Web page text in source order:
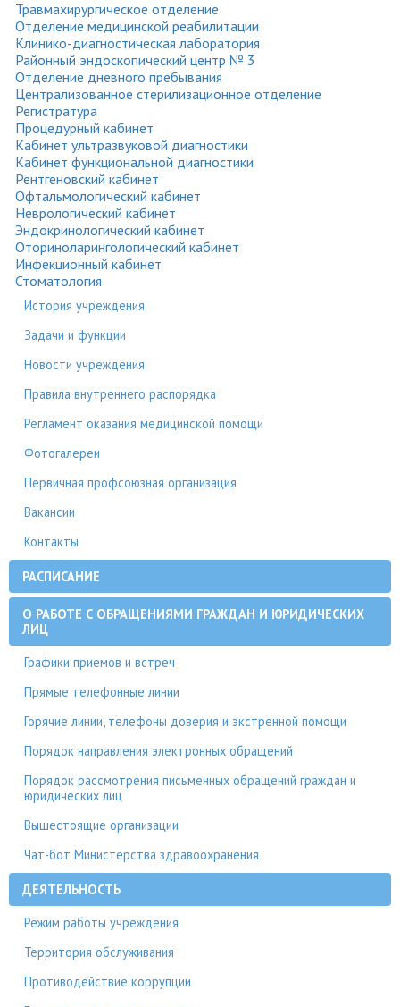
Травмахирургическое отделение
Отделение медицинской реабилитации
Клинико-диагностическая лаборатория
Районный эндоскопический центр № 3
Отделение дневного пребывания
Централизованное стерилизационное отделение
Регистратура
Процедурный кабинет
Кабинет ультразвуковой диагностики
Кабинет функциональной диагностики
Рентгеновский кабинет
Офтальмологический кабинет
Неврологический кабинет
Эндокринологический кабинет
Оториноларингологический кабинет
Инфекционный кабинет
Стоматология
История учреждения
Задачи и функции
Новости учреждения
Правила внутреннего распорядка
Регламент оказания медицинской помощи
Фотогалереи
Первичная профсоюзная организация
Вакансии
Контакты
РАСПИСАНИЕ
О РАБОТЕ С ОБРАЩЕНИЯМИ ГРАЖДАН И ЮРИДИЧЕСКИХ
ЛИЦ
Графики приемов и встреч
Прямые телефонные линии
Горячие линии, телефоны доверия и экстренной помощи
Порядок направления электронных обращений
Порядок рассмотрения письменных обращений граждан и
юридических лиц
Вышестоящие организации
Чат-бот Министерства здравоохранения
ДЕЯТЕЛЬНОСТЬ
Режим работы учреждения
Территория обслуживания
Противодействие коррупции